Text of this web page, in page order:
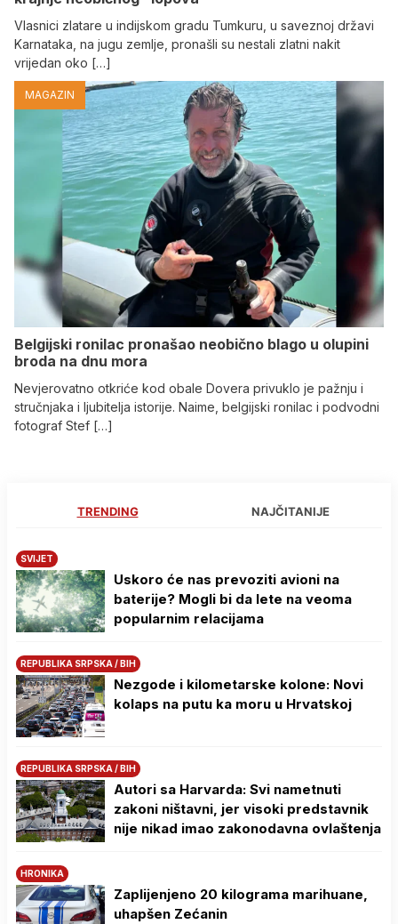
Vlasnici zlatare u indijskom gradu Tumkuru, u saveznoj državi
Karnataka, na jugu zemlje, pronašli su nestali zlatni nakit
vrijedan oko […]
MAGAZIN
Belgijski ronilac pronašao neobično blago u olupini
broda na dnu mora
Nevjerovatno otkriće kod obale Dovera privuklo je pažnju i
stručnjaka i ljubitelja istorije. Naime, belgijski ronilac i podvodni
fotograf Stef […]
TRENDING NAJČITANIJE
SVIJET
Uskoro će nas prevoziti avioni na
baterije? Mogli bi da lete na veoma
popularnim relacijama
REPUBLIKA SRPSKA / BIH
Nezgode i kilometarske kolone: Novi
kolaps na putu ka moru u Hrvatskoj
REPUBLIKA SRPSKA / BIH
Autori sa Harvarda: Svi nametnuti
zakoni ništavni, jer visoki predstavnik
nije nikad imao zakonodavna ovlaštenja
HRONIKA
Zaplijenjeno 20 kilograma marihuane,
uhapšen Zećanin